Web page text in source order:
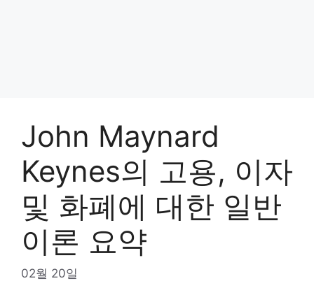
John Maynard
Keynes의 고용, 이자
및 화폐에 대한 일반
이론 요약
02월 20일